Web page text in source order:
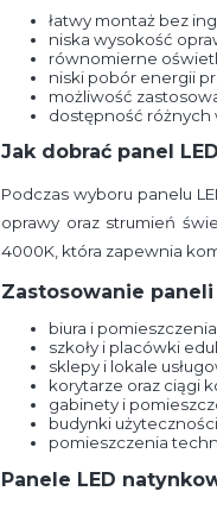
łatwy montaż bez
niska wysokość
równomierne
niski pobór energii
możliwość
dostępność różnych
Jak dobrać panel
Podczas wyboru panelu
oprawy oraz strumień
4000K, która zapewnia
Zastosowanie
biura i
szkoły i placówki
sklepy i lokale
korytarze oraz ciągi
gabinety i
budynki
pomieszczenia
Panele LED